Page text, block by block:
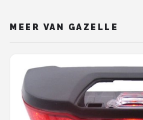
MEER VAN GAZELLE